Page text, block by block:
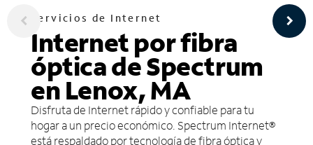
Servicios de Internet
Internet por fibra
óptica de Spectrum
en Lenox, MA
Disfruta de Internet rápido y confiable para tu
hogar a un precio económico. Spectrum Internet®
está respaldado por tecnología de fibra óptica y